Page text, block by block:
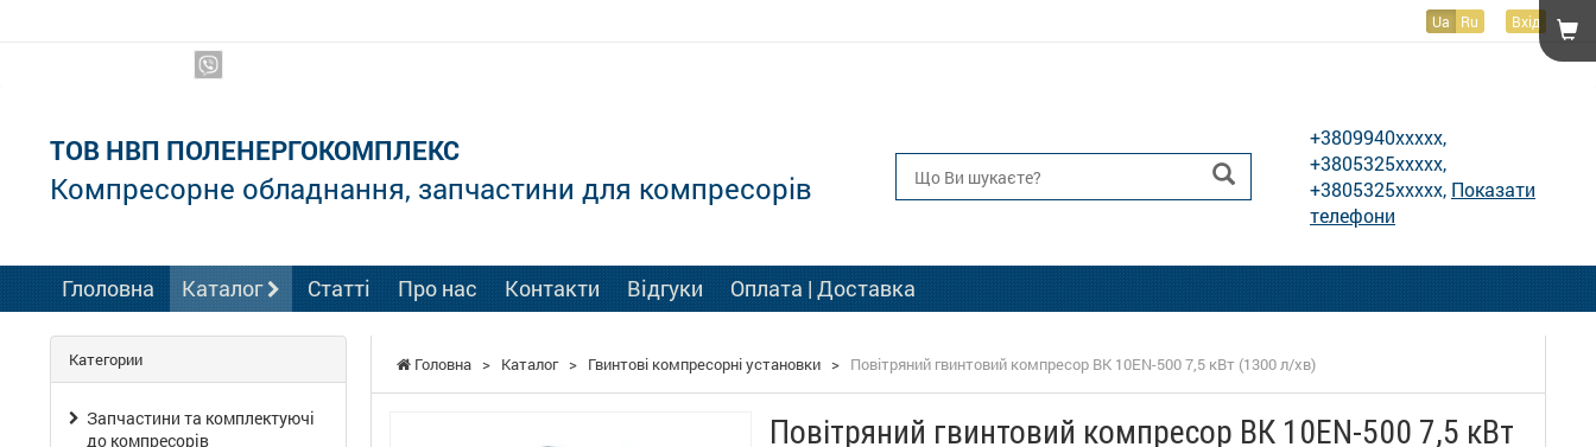
Ua Ru Вхід
ТОВ НВП ПОЛЕНЕРГОКОМПЛЕКС
Компресорне обладнання, запчастини для компресорів
+3809940xxxxx,
+3805325xxxxx,
+3805325xxxxx, Показати
телефони
Глоловна Каталог Статті Про нас Контакти Відгуки Оплата | Доставка
Головна > Каталог > Гвинтові компресорні установки > Повітряний гвинтовий компресор ВК 10EN-500 7,5 кВт (1300 л/хв)
Повітряний гвинтовий компресор ВК 10EN-500 7,5 кВт
Категории
Запчастини та комплектуючі
до компресорів